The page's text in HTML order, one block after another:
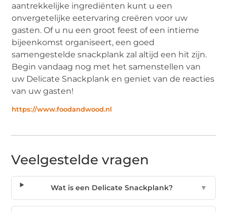
aantrekkelijke ingrediënten kunt u een
onvergetelijke eetervaring creëren voor uw
gasten. Of u nu een groot feest of een intieme
bijeenkomst organiseert, een goed
samengestelde snackplank zal altijd een hit zijn.
Begin vandaag nog met het samenstellen van
uw Delicate Snackplank en geniet van de reacties
van uw gasten!
https://www.foodandwood.nl
Veelgestelde vragen
Wat is een Delicate Snackplank? ▼